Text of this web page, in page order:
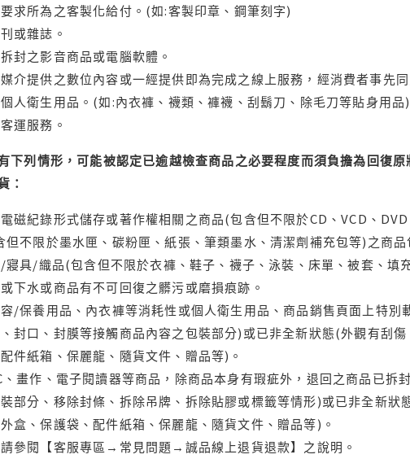
求所為之客製化給付。(如:客製印章、鋼筆刻字)
或雜誌。
封之影音商品或電腦軟體。
介提供之數位內容或一經提供即為完成之線上服務，經消費者事先
人衛生用品。(如:內衣褲、襪類、褲襪、刮鬍刀、除毛刀等貼身用品)
運服務。
下列情形，可能被認定已逾越檢查商品之必要程度而須負擔為回復
：
磁紀錄形式儲存或著作權相關之商品(包含但不限於CD、VCD、
但不限於墨水匣、碳粉匣、紙張、筆類墨水、清潔劑補充包等)之商
寢具/織品(包含但不限於衣褲、鞋子、襪子、泳裝、床單、被套、
下水或商品有不可回復之髒污或磨損痕跡。
/保養用品、內衣褲等消耗性或個人衛生用品、商品銷售頁面上特
封口、封膜等接觸商品內容之包裝部分)或已非全新狀態(外觀有刮
件紙箱、保麗龍、隨貨文件、贈品等)。
、畫作、電子閱讀器等商品，除商品本身有瑕疵外，退回之商品已
部分、移除封條、拆除吊牌、拆除貼膠或標籤等情形)或已非全新
盒、保護袋、配件紙箱、保麗龍、隨貨文件、贈品等)。
參閱【客服專區→常見問題→誠品線上退貨退款】之說明。